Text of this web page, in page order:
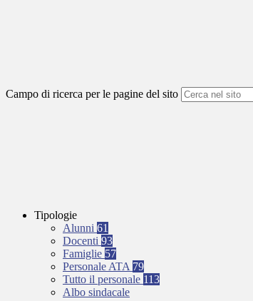
Campo di ricerca per le pagine del sito
Tipologie
Alunni 61
Docenti 93
Famiglie 57
Personale ATA 79
Tutto il personale 113
Albo sindacale